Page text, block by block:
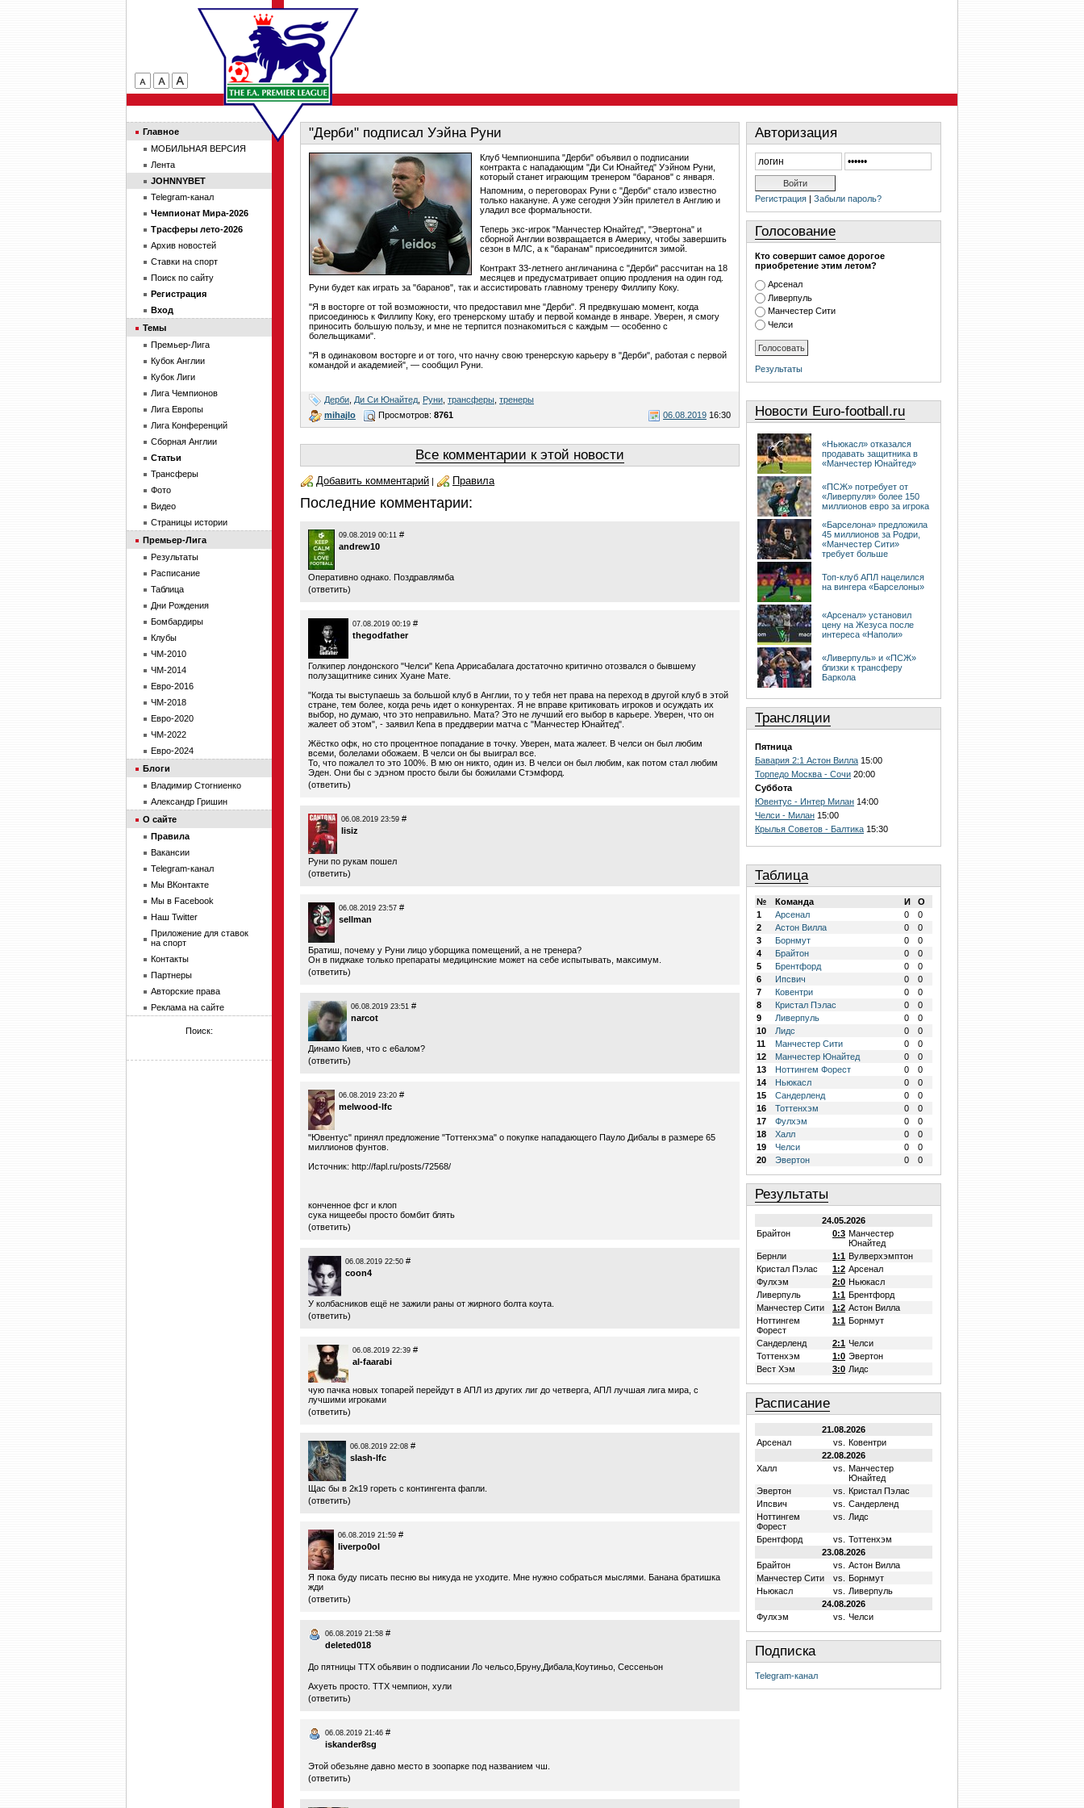
"Дерби" подписал Уэйна Руни
Клуб Чемпионшипа "Дерби" объявил о подписании
контракта с нападающим "Ди Си Юнайтед" Уэйном Руни,
который станет играющим тренером "баранов" с января.
Напомним, о переговорах Руни с "Дерби" стало известно
только накануне. А уже сегодня Уэйн прилетел в Англию и
уладил все формальности.
Теперь экс-игрок "Манчестер Юнайтед", "Эвертона" и
сборной Англии возвращается в Америку, чтобы завершить
сезон в МЛС, а к "баранам" присоединится зимой.
Контракт 33-летнего англичанина с "Дерби" рассчитан на 18
месяцев и предусматривает опцию продления на один год.
Руни будет как играть за "баранов", так и ассистировать главному тренеру Филлипу Коку.
"Я в восторге от той возможности, что предоставил мне "Дерби". Я предвкушаю момент, когда
присоединюсь к Филлипу Коку, его тренерскому штабу и первой команде в январе. Уверен, я смогу
приносить большую пользу, и мне не терпится познакомиться с каждым — особенно с
болельщиками".
"Я в одинаковом восторге и от того, что начну свою тренерскую карьеру в "Дерби", работая с первой
командой и академией", — сообщил Руни.
Дерби Ди Си Юнайтед Руни трансферы тренеры
mihajlo
06.08.2019 16:30
Просмотров: 8761
Все комментарии к этой новости
Добавить комментарий | Правила
Последние комментарии:
09.08.2019 00:11 #
andrew10
Оперативно однако. Поздравлямба
(ответить)
07.08.2019 00:19 #
thegodfather
Голкипер лондонского "Челси" Кепа Аррисабалага достаточно критично отозвался о бывшему
полузащитнике синих Хуане Мате.
"Когда ты выступаешь за большой клуб в Англии, то у тебя нет права на переход в другой клуб в этой
стране, тем более, когда речь идет о конкурентах. Я не вправе критиковать игроков и осуждать их
выбор, но думаю, что это неправильно. Мата? Это не лучший его выбор в карьере. Уверен, что он
жалеет об этом", - заявил Кепа в преддверии матча с "Манчестер Юнайтед".
Жёстко офк, но сто процентное попадание в точку. Уверен, мата жалеет. В челси он был любим
всеми, болелами обожаем. В челси он бы выиграл все.
То, что пожалел то это 100%. В мю он никто, один из. В челси он был любим, как потом стал любим
Эден. Они бы с эдэном просто были бы божилами Стэмфорд.
(ответить)
06.08.2019 23:59 #
lisiz
Руни по рукам пошел
(ответить)
06.08.2019 23:57 #
sellman
Братиш, почему у Руни лицо уборщика помещений, а не тренера?
Он в пиджаке только препараты медицинские может на себе испытывать, максимум.
(ответить)
06.08.2019 23:51 #
narcot
Динамо Киев, что с е6алом?
(ответить)
06.08.2019 23:20 #
melwood-lfc
"Ювентус" принял предложение "Тоттенхэма" о покупке нападающего Пауло Дибалы в размере 65
миллионов фунтов.
Источник: http://fapl.ru/posts/72568/
конченное фсг и клоп
сука нищеебы просто бомбит блять
(ответить)
06.08.2019 22:50 #
coon4
У колбасников ещё не зажили раны от жирного болта коута.
(ответить)
06.08.2019 22:39 #
al-faarabi
чую пачка новых топарей перейдут в АПЛ из других лиг до четверга, АПЛ лучшая лига мира, с
лучшими игроками
(ответить)
06.08.2019 22:08 #
slash-lfc
Щас бы в 2к19 гореть с контингента фапли.
(ответить)
06.08.2019 21:59 #
liverpo0ol
Я пока буду писать песню вы никуда не уходите. Мне нужно собраться мыслями. Банана братишка
жди
(ответить)
06.08.2019 21:58 #
deleted018
До пятницы ТТХ обьявин о подписании Ло чельсо,Бруну,Дибала,Коутиньо, Сессеньон
Ахуеть просто. ТТХ чемпион, хули
(ответить)
06.08.2019 21:46 #
iskander8sg
Этой обезьяне давно место в зоопарке под названием чш.
(ответить)
Авторизация
Регистрация | Забыли пароль?
Голосование
Кто совершит самое дорогое
приобретение этим летом?
Арсенал
Ливерпуль
Манчестер Сити
Челси
Результаты
Новости Euro-football.ru
«Ньюкасл» отказался
продавать защитника в
«Манчестер Юнайтед»
«ПСЖ» потребует от
«Ливерпуля» более 150
миллионов евро за игрока
«Барселона» предложила
45 миллионов за Родри,
«Манчестер Сити»
требует больше
Топ-клуб АПЛ нацелился
на вингера «Барселоны»
«Арсенал» установил
цену на Жезуса после
интереса «Наполи»
«Ливерпуль» и «ПСЖ»
близки к трансферу
Баркола
Трансляции
Пятница
Бавария 2:1 Астон Вилла 15:00
Торпедо Москва - Сочи 20:00
Суббота
Ювентус - Интер Милан 14:00
Челси - Милан 15:00
Крылья Советов - Балтика 15:30
Таблица
№ Команда И
О
1
Арсенал 0
0
2
Астон Вилла 0
0
3
Борнмут 0
0
4
Брайтон 0
0
5
Брентфорд 0
0
6
Ипсвич 0
0
7
Ковентри 0
0
8
Кристал Пэлас 0
0
9
Ливерпуль 0
0
10
Лидс 0
0
11
Манчестер Сити 0
0
12
Манчестер Юнайтед 0
0
13
Ноттингем Форест 0
0
14
Ньюкасл 0
0
15
Сандерленд 0
0
16
Тоттенхэм 0
0
17
Фулхэм 0
0
18
Халл 0
0
19
Челси 0
0
20
Эвертон 0 0
Результаты
24.05.2026
Брайтон
0:3 Манчестер
Юнайтед
Бернли
1:1 Вулверхэмптон
Кристал Пэлас
1:2 Арсенал
Фулхэм
2:0 Ньюкасл
Ливерпуль
1:1 Брентфорд
Манчестер Сити
1:2 Астон Вилла
Ноттингем
Форест
1:1 Борнмут
Сандерленд 2:1 Челси
Тоттенхэм
1:0 Эвертон
Вест Хэм
3:0 Лидс
Расписание
21.08.2026
Арсенал
vs.
Ковентри
22.08.2026
Халл
vs.
Манчестер
Юнайтед
Эвертон
vs.
Кристал Пэлас
Ипсвич
vs.
Сандерленд
Ноттингем
Форест
vs. Лидс
Брентфорд vs.
Тоттенхэм
23.08.2026
Брайтон
vs.
Астон Вилла
Манчестер Сити
vs.
Борнмут
Ньюкасл
vs.
Ливерпуль
24.08.2026
Фулхэм
vs. Челси
Подписка
Telegram-канал
Главное
МОБИЛЬНАЯ ВЕРСИЯ
Лента
JOHNNYBET
Telegram-канал
Чемпионат Мира-2026
Трасферы лето-2026
Архив новостей
Ставки на спорт
Поиск по сайту
Регистрация
Вход
Темы
Премьер-Лига
Кубок Англии
Кубок Лиги
Лига Чемпионов
Лига Европы
Лига Конференций
Сборная Англии
Статьи
Трансферы
Фото
Видео
Страницы истории
Премьер-Лига
Результаты
Расписание
Таблица
Дни Рождения
Бомбардиры
Клубы
ЧМ-2010
ЧМ-2014
Евро-2016
ЧМ-2018
Евро-2020
ЧМ-2022
Евро-2024
Блоги
Владимир Стогниенко
Александр Гришин
О сайте
Правила
Вакансии
Telegram-канал
Мы ВКонтакте
Мы в Facebook
Наш Twitter
Приложение для ставок
на спорт
Контакты
Партнеры
Авторские права
Реклама на сайте
Поиск: